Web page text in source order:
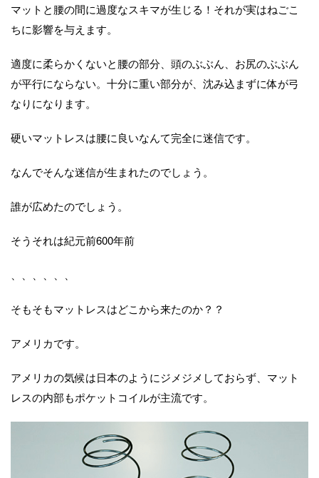
マットと腰の間に過度なスキマが生じる！それが実はねごこ
ちに影響を与えます。
適度に柔らかくないと腰の部分、頭のぶぶん、お尻のぶぶん
が平行にならない。十分に重い部分が、沈み込まずに体が弓
なりになります。
硬いマットレスは腰に良いなんて完全に迷信です。
なんでそんな迷信が生まれたのでしょう。
誰が広めたのでしょう。
そうそれは紀元前600年前
そもそもマットレスはどこから来たのか？？
アメリカです。
アメリカの気候は日本のようにジメジメしておらず、マット
レスの内部もポケットコイルが主流です。